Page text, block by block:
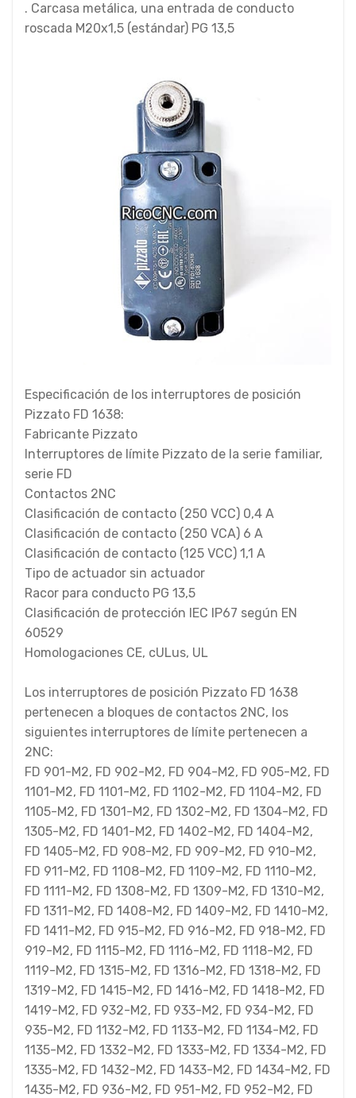
. Carcasa metálica, una entrada de conducto
roscada M20x1,5 (estándar) PG 13,5
Especificación de los interruptores de posición
Pizzato FD 1638:
Fabricante Pizzato
Interruptores de límite Pizzato de la serie familiar,
serie FD
Contactos 2NC
Clasificación de contacto (250 VCC) 0,4 A
Clasificación de contacto (250 VCA) 6 A
Clasificación de contacto (125 VCC) 1,1 A
Tipo de actuador sin actuador
Racor para conducto PG 13,5
Clasificación de protección IEC IP67 según EN
60529
Homologaciones CE, cULus, UL
Los interruptores de posición Pizzato FD 1638
pertenecen a bloques de contactos 2NC, los
siguientes interruptores de límite pertenecen a
2NC:
FD 901-M2, FD 902-M2, FD 904-M2, FD 905-M2, FD
1101-M2, FD 1101-M2, FD 1102-M2, FD 1104-M2, FD
1105-M2, FD 1301-M2, FD 1302-M2, FD 1304-M2, FD
1305-M2, FD 1401-M2, FD 1402-M2, FD 1404-M2,
FD 1405-M2, FD 908-M2, FD 909-M2, FD 910-M2,
FD 911-M2, FD 1108-M2, FD 1109-M2, FD 1110-M2,
FD 1111-M2, FD 1308-M2, FD 1309-M2, FD 1310-M2,
FD 1311-M2, FD 1408-M2, FD 1409-M2, FD 1410-M2,
FD 1411-M2, FD 915-M2, FD 916-M2, FD 918-M2, FD
919-M2, FD 1115-M2, FD 1116-M2, FD 1118-M2, FD
1119-M2, FD 1315-M2, FD 1316-M2, FD 1318-M2, FD
1319-M2, FD 1415-M2, FD 1416-M2, FD 1418-M2, FD
1419-M2, FD 932-M2, FD 933-M2, FD 934-M2, FD
935-M2, FD 1132-M2, FD 1133-M2, FD 1134-M2, FD
1135-M2, FD 1332-M2, FD 1333-M2, FD 1334-M2, FD
1335-M2, FD 1432-M2, FD 1433-M2, FD 1434-M2, FD
1435-M2, FD 936-M2, FD 951-M2, FD 952-M2, FD